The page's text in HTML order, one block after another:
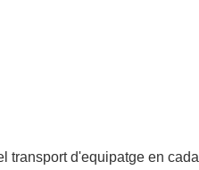
transport d'equipatge en cada